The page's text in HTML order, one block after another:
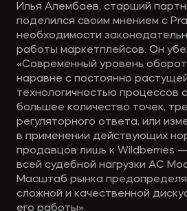
Илья Алембаев, старший
поделился своим мнением с
необходимости
работы маркетплейсов. Он
«Современный уровень
наравне с постоянно
технологичностью процессов
большее количество точек,
регуляторного ответа, или
в применении действующих
продавцов лишь к Wildberries
всей судебной нагрузки АС
Масштаб рынка
сложной и качественной
его работы».